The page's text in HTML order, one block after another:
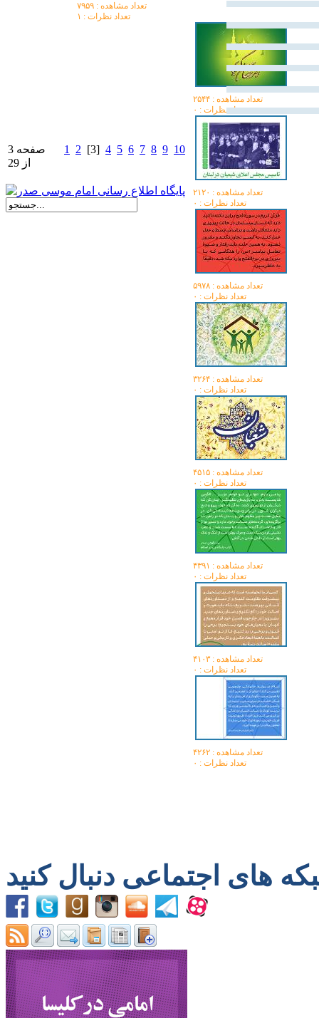
تعداد مشاهده :‌ ۷۹۵۹
تعداد نظرات : ۱
تعداد مشاهده :‌ ۲۵۴۴
تعداد نظرات : ۰
تعداد مشاهده :‌ ۲۱۲۰
تعداد نظرات : ۰
تعداد مشاهده :‌ ۵۹۷۸
تعداد نظرات : ۰
تعداد مشاهده :‌ ۳۲۶۴
تعداد نظرات : ۰
تعداد مشاهده :‌ ۴۵۱۵
تعداد نظرات : ۰
تعداد مشاهده :‌ ۴۳۹۱
تعداد نظرات : ۰
تعداد مشاهده :‌ ۴۱۰۳
تعداد نظرات : ۰
تعداد مشاهده :‌ ۴۲۶۲
تعداد نظرات : ۰
صفحه 3
از 29
1 2 [3] 4 5 6 7 8 9 10